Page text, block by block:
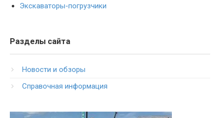
Экскаваторы-погрузчики
Разделы сайта
Новости и обзоры
Справочная информация